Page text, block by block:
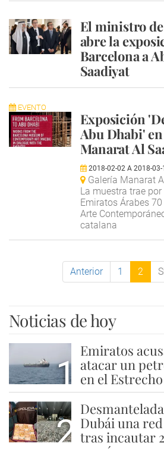
El ministro
abre la
Barcelona a
Saadiyat
EVENTO
Exposición
Abu Dhabi'
Manarat Al
2018-02-02A 2018-03-
Galería Manarat
La muestra trae
Emiratos Árabes
Arte
catalana
Anterior 1 2
Noticias de hoy
1
Emiratos
atacar un
en el
2 Dubái una
tras incautar